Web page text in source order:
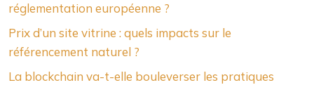
réglementation européenne ?
Prix d’un site vitrine : quels impacts sur le
référencement naturel ?
La blockchain va-t-elle bouleverser les pratiques